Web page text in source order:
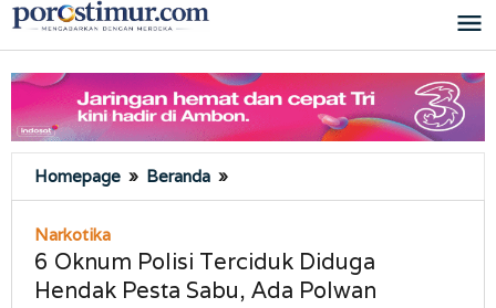
Lewati
ke
Homepage » Beranda »
Oknum
Terciduk
Diduga
Hendak
Narkotika
6 Oknum Polisi Terciduk Diduga
Hendak Pesta Sabu, Ada Polwan